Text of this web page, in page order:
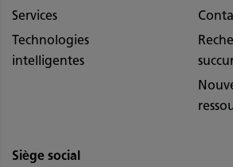
Services
Technologies
intelligentes
Siège social